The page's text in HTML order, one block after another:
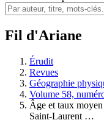
Fil d'Ariane
Érudit
Revues
Géographie
Volume 58,
Âge et taux
Saint-Laurent …